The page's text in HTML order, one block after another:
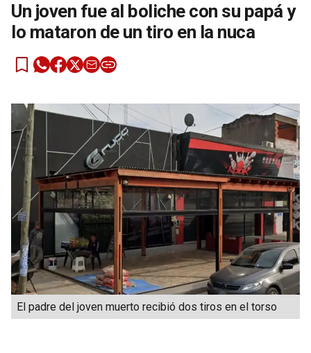
Un joven fue al boliche con su papá y
lo mataron de un tiro en la nuca
El padre del joven muerto recibió dos tiros en el torso